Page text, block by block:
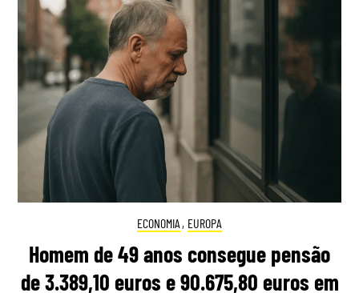
ECONOMIA , EUROPA
Homem de 49 anos consegue pensão
de 3.389,10 euros e 90.675,80 euros em